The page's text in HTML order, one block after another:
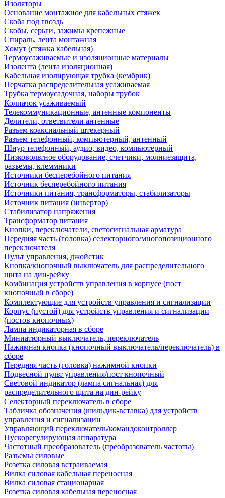
Изоляторы
Основание монтажное для кабельных стяжек
Скоба под гвоздь
Скобы, серьги, зажимы крепежные
Спираль, лента монтажная
Хомут (стяжка кабельная)
Термоусаживаемые и изоляционные материалы
Изолента (лента изоляционная)
Кабельная изолирующая трубка (кембрик)
Перчатка распределительная усаживаемая
Трубка термоусадочная, наборы трубок
Колпачок усаживаемый
Телекоммуникационные, антенные компоненты
Делители, ответвители антенные
Разъем коаксиальный штекерный
Разъем телефонный, компьютерный, антенный
Шнур телефонный, аудио, видео, компьютерный
Низковольтное оборудование, счетчики, молниезащита,
разъемы, клеммники
Источники бесперебойного питания
Источник бесперебойного питания
Источники питания, трансформаторы, стабилизаторы
Источник питания (инвертор)
Стабилизатор напряжения
Трансформатор питания
Кнопки, переключатели, светосигнальная арматура
Передняя часть (головка) селекторного/многопозиционного
переключателя
Пульт управления, джойстик
Кнопка/кнопочный выключатель для распределительного
щита на дин-рейку
Комбинация устройств управления в корпусе (пост
кнопочный в сборе)
Комплектующие для устройств управления и сигнализации
Корпус (пустой) для устройств управления и сигнализации
(постов кнопочных)
Лампа индикаторная в сборе
Миниатюрный выключатель, переключатель
Нажимная кнопка (кнопочный выключатель/переключатель) в
сборе
Передняя часть (головка) нажимной кнопки
Подвесной пульт управления/пост кнопочный
Световой индикатор (лампа сигнальная) для
распределительного щита на дин-рейку
Селекторный переключатель в сборе
Табличка обозначения (шильдик-вставка) для устройств
управления и сигнализации
Управляющий переключатель/командоконтроллер
Пускорегулирующая аппаратура
Частотный преобразователь (преобразователь частоты)
Разъемы силовые
Розетка силовая встраиваемая
Вилка силовая кабельная переносная
Вилка силовая стационарная
Розетка силовая кабельная переносная